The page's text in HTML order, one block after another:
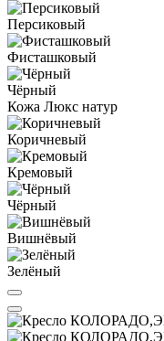
Персиковый
Фисташковый
Чёрный
Кожа Люкс натур
Коричневый
Кремовый
Чёрный
Вишнёвый
Зелёный